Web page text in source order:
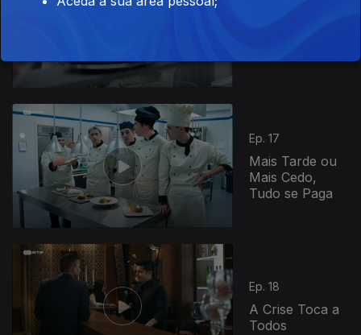
Ep. 17
Mais Tarde ou
Mais Cedo,
Tudo se Paga
Ep. 18
A Crise Toca a
Todos